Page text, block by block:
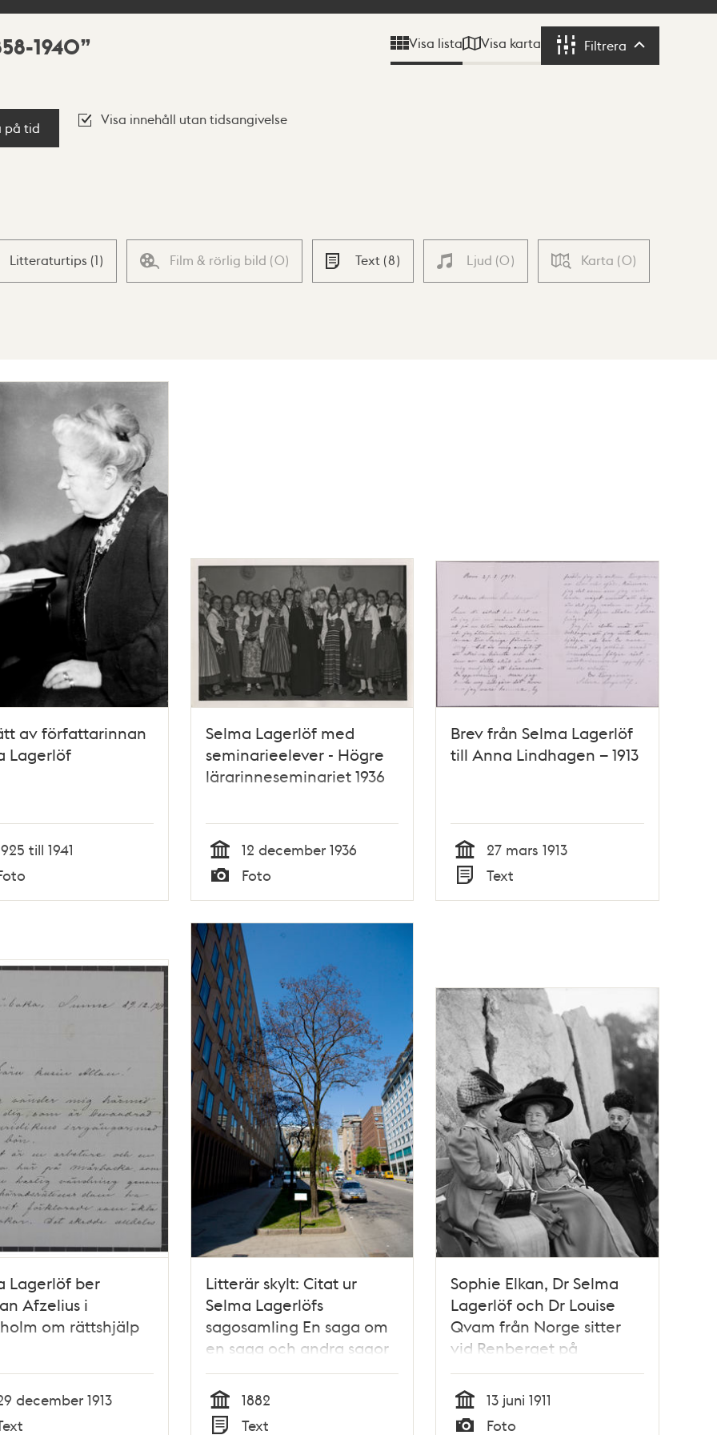
1940 Visa lista Visa karta Filtrera Filtrera
på tid
Visa innehåll utan tidsangivelse
Litteraturtips (1) Film & rörlig bild (0) Text (8) Ljud (0) Karta (0)
av författarinnan
Lagerlöf
till 1941
Selma Lagerlöf med
seminarieelever - Högre
lärarinneseminariet 1936
Tid
12 december 1936
Typ
Foto
Brev från Selma Lagerlöf
till Anna Lindhagen – 1913
Tid
27 mars 1913
Typ
Text
Lagerlöf ber
Afzelius i
om rättshjälp
december 1913
Litterär skylt: Citat ur
Selma Lagerlöfs
sagosamling En saga om
en saga och andra sagor
Tid
1882
Text
Sophie Elkan, Dr Selma
Lagerlöf och Dr Louise
Qvam från Norge sitter
vid Renberget på
Skansen. Kvinnorna
deltog i internationella
rösträttskongressen som
Tid
13 juni 1911
Foto